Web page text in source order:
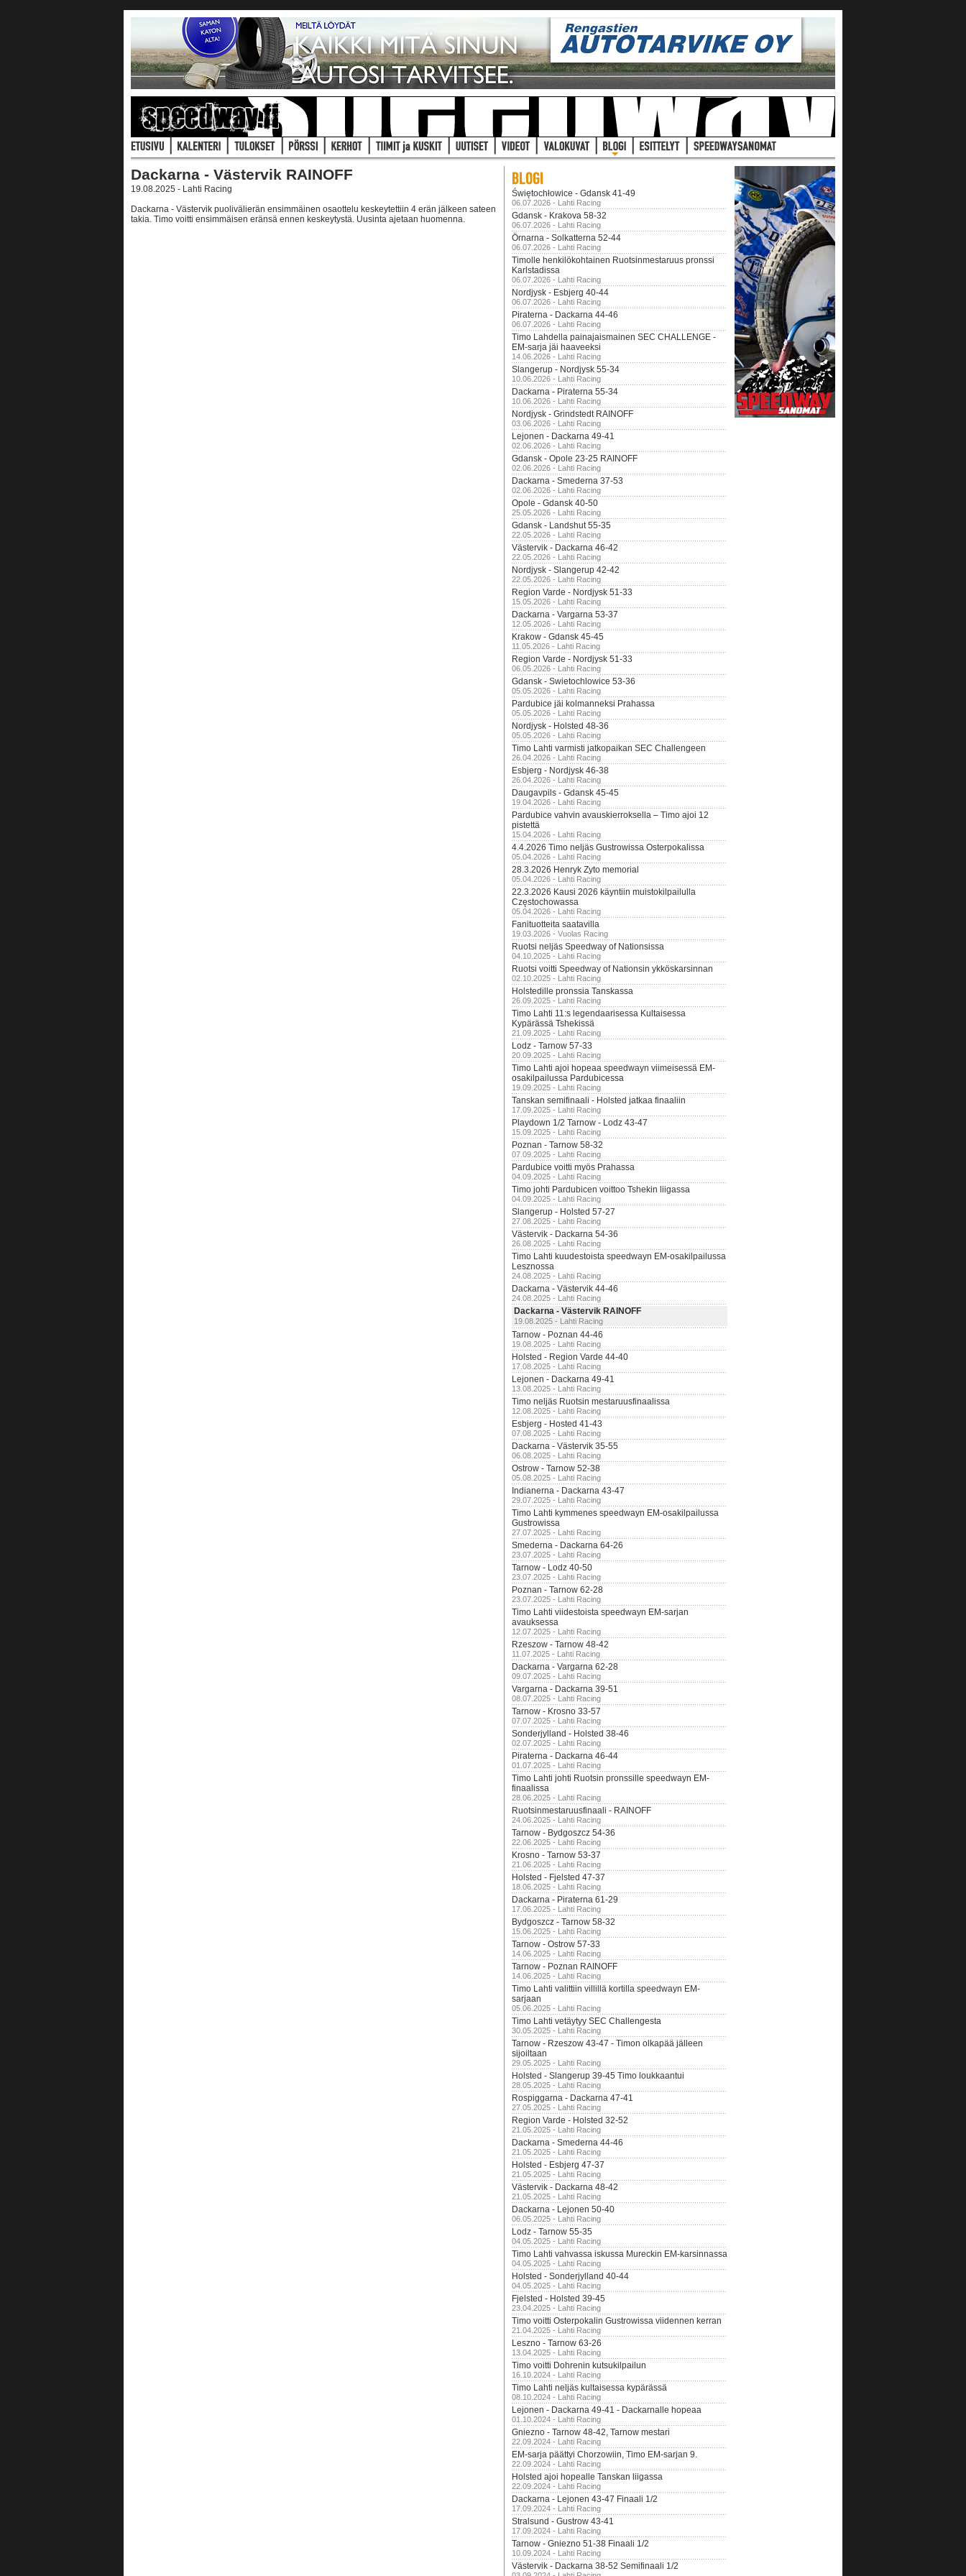
Dackarna - Västervik RAINOFF
19.08.2025 - Lahti Racing
Dackarna - Västervik puolivälierän ensimmäinen osaottelu keskeytettiin 4 erän jälkeen sateen
takia. Timo voitti ensimmäisen eränsä ennen keskeytystä. Uusinta ajetaan huomenna.
Świętochłowice - Gdansk 41-49
06.07.2026 - Lahti Racing
Gdansk - Krakova 58-32
06.07.2026 - Lahti Racing
Örnarna - Solkatterna 52-44
06.07.2026 - Lahti Racing
Timolle henkilökohtainen Ruotsinmestaruus pronssi
Karlstadissa
06.07.2026 - Lahti Racing
Nordjysk - Esbjerg 40-44
06.07.2026 - Lahti Racing
Piraterna - Dackarna 44-46
06.07.2026 - Lahti Racing
Timo Lahdella painajaismainen SEC CHALLENGE -
EM-sarja jäi haaveeksi
14.06.2026 - Lahti Racing
Slangerup - Nordjysk 55-34
10.06.2026 - Lahti Racing
Dackarna - Piraterna 55-34
10.06.2026 - Lahti Racing
Nordjysk - Grindstedt RAINOFF
03.06.2026 - Lahti Racing
Lejonen - Dackarna 49-41
02.06.2026 - Lahti Racing
Gdansk - Opole 23-25 RAINOFF
02.06.2026 - Lahti Racing
Dackarna - Smederna 37-53
02.06.2026 - Lahti Racing
Opole - Gdansk 40-50
25.05.2026 - Lahti Racing
Gdansk - Landshut 55-35
22.05.2026 - Lahti Racing
Västervik - Dackarna 46-42
22.05.2026 - Lahti Racing
Nordjysk - Slangerup 42-42
22.05.2026 - Lahti Racing
Region Varde - Nordjysk 51-33
15.05.2026 - Lahti Racing
Dackarna - Vargarna 53-37
12.05.2026 - Lahti Racing
Krakow - Gdansk 45-45
11.05.2026 - Lahti Racing
Region Varde - Nordjysk 51-33
06.05.2026 - Lahti Racing
Gdansk - Swietochlowice 53-36
05.05.2026 - Lahti Racing
Pardubice jäi kolmanneksi Prahassa
05.05.2026 - Lahti Racing
Nordjysk - Holsted 48-36
05.05.2026 - Lahti Racing
Timo Lahti varmisti jatkopaikan SEC Challengeen
26.04.2026 - Lahti Racing
Esbjerg - Nordjysk 46-38
26.04.2026 - Lahti Racing
Daugavpils - Gdansk 45-45
19.04.2026 - Lahti Racing
Pardubice vahvin avauskierroksella – Timo ajoi 12
pistettä
15.04.2026 - Lahti Racing
4.4.2026 Timo neljäs Gustrowissa Osterpokalissa
05.04.2026 - Lahti Racing
28.3.2026 Henryk Zyto memorial
05.04.2026 - Lahti Racing
22.3.2026 Kausi 2026 käyntiin muistokilpailulla
Częstochowassa
05.04.2026 - Lahti Racing
Fanituotteita saatavilla
19.03.2026 - Vuolas Racing
Ruotsi neljäs Speedway of Nationsissa
04.10.2025 - Lahti Racing
Ruotsi voitti Speedway of Nationsin ykköskarsinnan
02.10.2025 - Lahti Racing
Holstedille pronssia Tanskassa
26.09.2025 - Lahti Racing
Timo Lahti 11:s legendaarisessa Kultaisessa
Kypärässä Tshekissä
21.09.2025 - Lahti Racing
Lodz - Tarnow 57-33
20.09.2025 - Lahti Racing
Timo Lahti ajoi hopeaa speedwayn viimeisessä EM-
osakilpailussa Pardubicessa
19.09.2025 - Lahti Racing
Tanskan semifinaali - Holsted jatkaa finaaliin
17.09.2025 - Lahti Racing
Playdown 1/2 Tarnow - Lodz 43-47
15.09.2025 - Lahti Racing
Poznan - Tarnow 58-32
07.09.2025 - Lahti Racing
Pardubice voitti myös Prahassa
04.09.2025 - Lahti Racing
Timo johti Pardubicen voittoo Tshekin liigassa
04.09.2025 - Lahti Racing
Slangerup - Holsted 57-27
27.08.2025 - Lahti Racing
Västervik - Dackarna 54-36
26.08.2025 - Lahti Racing
Timo Lahti kuudestoista speedwayn EM-osakilpailussa
Lesznossa
24.08.2025 - Lahti Racing
Dackarna - Västervik 44-46
24.08.2025 - Lahti Racing
Dackarna - Västervik RAINOFF
19.08.2025 - Lahti Racing
Tarnow - Poznan 44-46
19.08.2025 - Lahti Racing
Holsted - Region Varde 44-40
17.08.2025 - Lahti Racing
Lejonen - Dackarna 49-41
13.08.2025 - Lahti Racing
Timo neljäs Ruotsin mestaruusfinaalissa
12.08.2025 - Lahti Racing
Esbjerg - Hosted 41-43
07.08.2025 - Lahti Racing
Dackarna - Västervik 35-55
06.08.2025 - Lahti Racing
Ostrow - Tarnow 52-38
05.08.2025 - Lahti Racing
Indianerna - Dackarna 43-47
29.07.2025 - Lahti Racing
Timo Lahti kymmenes speedwayn EM-osakilpailussa
Gustrowissa
27.07.2025 - Lahti Racing
Smederna - Dackarna 64-26
23.07.2025 - Lahti Racing
Tarnow - Lodz 40-50
23.07.2025 - Lahti Racing
Poznan - Tarnow 62-28
23.07.2025 - Lahti Racing
Timo Lahti viidestoista speedwayn EM-sarjan
avauksessa
12.07.2025 - Lahti Racing
Rzeszow - Tarnow 48-42
11.07.2025 - Lahti Racing
Dackarna - Vargarna 62-28
09.07.2025 - Lahti Racing
Vargarna - Dackarna 39-51
08.07.2025 - Lahti Racing
Tarnow - Krosno 33-57
07.07.2025 - Lahti Racing
Sonderjylland - Holsted 38-46
02.07.2025 - Lahti Racing
Piraterna - Dackarna 46-44
01.07.2025 - Lahti Racing
Timo Lahti johti Ruotsin pronssille speedwayn EM-
finaalissa
28.06.2025 - Lahti Racing
Ruotsinmestaruusfinaali - RAINOFF
24.06.2025 - Lahti Racing
Tarnow - Bydgoszcz 54-36
22.06.2025 - Lahti Racing
Krosno - Tarnow 53-37
21.06.2025 - Lahti Racing
Holsted - Fjelsted 47-37
18.06.2025 - Lahti Racing
Dackarna - Piraterna 61-29
17.06.2025 - Lahti Racing
Bydgoszcz - Tarnow 58-32
15.06.2025 - Lahti Racing
Tarnow - Ostrow 57-33
14.06.2025 - Lahti Racing
Tarnow - Poznan RAINOFF
14.06.2025 - Lahti Racing
Timo Lahti valittiin villillä kortilla speedwayn EM-
sarjaan
05.06.2025 - Lahti Racing
Timo Lahti vetäytyy SEC Challengesta
30.05.2025 - Lahti Racing
Tarnow - Rzeszow 43-47 - Timon olkapää jälleen
sijoiltaan
29.05.2025 - Lahti Racing
Holsted - Slangerup 39-45 Timo loukkaantui
28.05.2025 - Lahti Racing
Rospiggarna - Dackarna 47-41
27.05.2025 - Lahti Racing
Region Varde - Holsted 32-52
21.05.2025 - Lahti Racing
Dackarna - Smederna 44-46
21.05.2025 - Lahti Racing
Holsted - Esbjerg 47-37
21.05.2025 - Lahti Racing
Västervik - Dackarna 48-42
21.05.2025 - Lahti Racing
Dackarna - Lejonen 50-40
06.05.2025 - Lahti Racing
Lodz - Tarnow 55-35
04.05.2025 - Lahti Racing
Timo Lahti vahvassa iskussa Mureckin EM-karsinnassa
04.05.2025 - Lahti Racing
Holsted - Sonderjylland 40-44
04.05.2025 - Lahti Racing
Fjelsted - Holsted 39-45
23.04.2025 - Lahti Racing
Timo voitti Osterpokalin Gustrowissa viidennen kerran
21.04.2025 - Lahti Racing
Leszno - Tarnow 63-26
13.04.2025 - Lahti Racing
Timo voitti Dohrenin kutsukilpailun
16.10.2024 - Lahti Racing
Timo Lahti neljäs kultaisessa kypärässä
08.10.2024 - Lahti Racing
Lejonen - Dackarna 49-41 - Dackarnalle hopeaa
01.10.2024 - Lahti Racing
Gniezno - Tarnow 48-42, Tarnow mestari
22.09.2024 - Lahti Racing
EM-sarja päättyi Chorzowiin, Timo EM-sarjan 9.
22.09.2024 - Lahti Racing
Holsted ajoi hopealle Tanskan liigassa
22.09.2024 - Lahti Racing
Dackarna - Lejonen 43-47 Finaali 1/2
17.09.2024 - Lahti Racing
Stralsund - Gustrow 43-41
17.09.2024 - Lahti Racing
Tarnow - Gniezno 51-38 Finaali 1/2
10.09.2024 - Lahti Racing
Västervik - Dackarna 38-52 Semifinaali 1/2